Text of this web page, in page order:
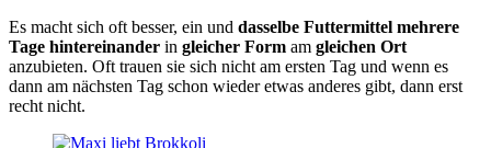
Es macht sich oft besser, ein und dasselbe Futtermittel mehrere
Tage hintereinander in gleicher Form am gleichen Ort
anzubieten. Oft trauen sie sich nicht am ersten Tag und wenn es
dann am nächsten Tag schon wieder etwas anderes gibt, dann erst
recht nicht.